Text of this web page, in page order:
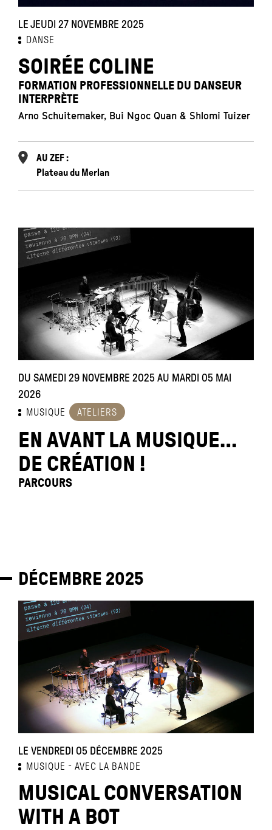
LE JEUDI 27 NOVEMBRE 2025
DANSE
SOIRÉE COLINE
FORMATION PROFESSIONNELLE DU DANSEUR
INTERPRÈTE
Arno Schuitemaker, Bui Ngoc Quan & Shlomi Tuizer
AU ZEF :
Plateau du Merlan
DU SAMEDI 29 NOVEMBRE 2025 AU MARDI 05 MAI
2026
MUSIQUE ATELIERS
EN AVANT LA MUSIQUE…
DE CRÉATION !
PARCOURS
DÉCEMBRE 2025
LE VENDREDI 05 DÉCEMBRE 2025
MUSIQUE AVEC LA BANDE
MUSICAL CONVERSATION
WITH A BOT